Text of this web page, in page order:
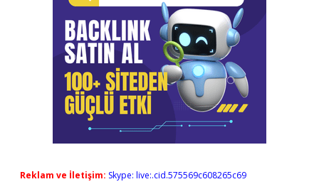
Reklam ve İletişim: Skype: live:.cid.575569c608265c69